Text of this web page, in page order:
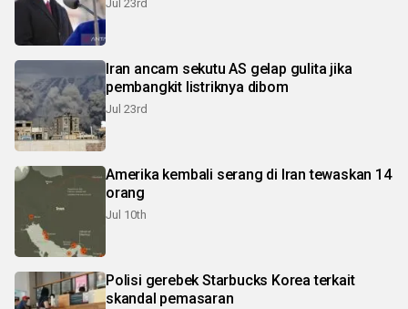
Jul 23rd
Iran ancam sekutu AS gelap gulita jika
pembangkit listriknya dibom
Jul 23rd
Amerika kembali serang di Iran tewaskan 14
orang
Jul 10th
Polisi gerebek Starbucks Korea terkait
skandal pemasaran